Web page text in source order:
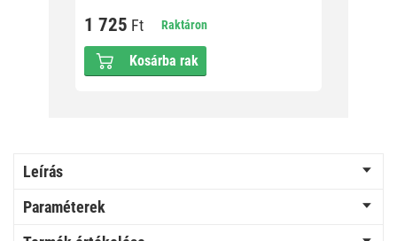
1 725 Ft Raktáron
Kosárba rak
Leírás
Paraméterek